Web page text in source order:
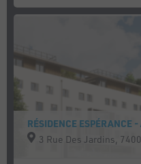
RÉSIDENCE ESPÉRANCE
3 Rue Des Jardins,